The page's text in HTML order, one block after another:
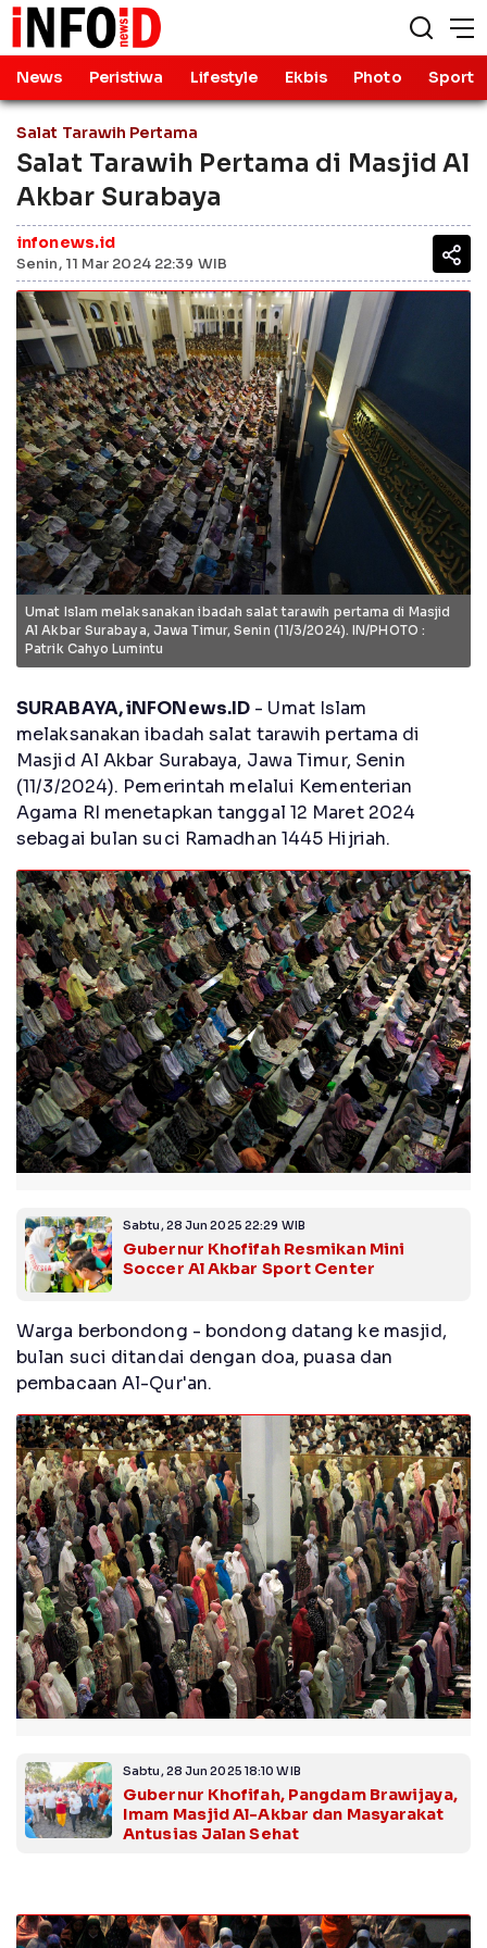
News Peristiwa Lifestyle Ekbis Photo Sport
Salat Tarawih Pertama
Salat Tarawih Pertama di Masjid Al
Akbar Surabaya
infonews.id
Senin, 11 Mar 2024 22:39 WIB
Umat Islam melaksanakan ibadah salat tarawih pertama di Masjid
Al Akbar Surabaya, Jawa Timur, Senin (11/3/2024). IN/PHOTO :
Patrik Cahyo Lumintu
SURABAYA, iNFONews.ID - Umat Islam
melaksanakan ibadah salat tarawih pertama di
Masjid Al Akbar Surabaya, Jawa Timur, Senin
(11/3/2024). Pemerintah melalui Kementerian
Agama RI menetapkan tanggal 12 Maret 2024
sebagai bulan suci Ramadhan 1445 Hijriah.
Sabtu, 28 Jun 2025 22:29 WIB
Gubernur Khofifah Resmikan Mini
Soccer Al Akbar Sport Center
Warga berbondong - bondong datang ke masjid,
bulan suci ditandai dengan doa, puasa dan
pembacaan Al-Qur'an.
Sabtu, 28 Jun 2025 18:10 WIB
Gubernur Khofifah, Pangdam Brawijaya,
Imam Masjid Al-Akbar dan Masyarakat
Antusias Jalan Sehat